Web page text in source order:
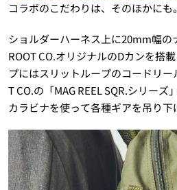
コラボのこだわりは、そのほかにも。
ショルダーハーネス上に20mm幅の
ROOT CO.オリジナルのDカンを搭
プにはスリットループのコードリ
T CO.の「MAG REEL SQR.シリー
カラビナを使って各種ギアを吊り下